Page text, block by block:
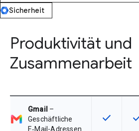
Sicherheit
Produktivität und
Zusammenarbeit
Gmail –
Geschäftliche
E‑Mail-Adressen
Diese
check